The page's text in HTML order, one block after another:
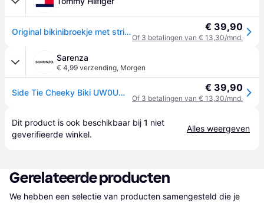
Original bikinibroekje met strikbandjes € 39,90
Of 3 betalingen van € 13,30/mnd.
Sarenza
€ 4,99 verzending, Morgen
Side Tie Cheeky Biki UW0UW04497 by Tommy Hilfiger € 39,90
Of 3 betalingen van € 13,30/mnd.
Dit product is ook beschikbaar bij 1 niet
geverifieerde winkel.
Alles weergeven
Gerelateerde producten
We hebben een selectie van producten samengesteld die je